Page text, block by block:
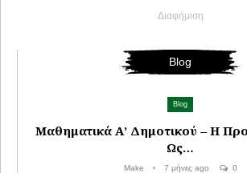
Διαφήμιση
Blog
Blog
Μαθηματικά Α’ Δημοτικού – Η
Ως…
Make 7 μήνες ago 0